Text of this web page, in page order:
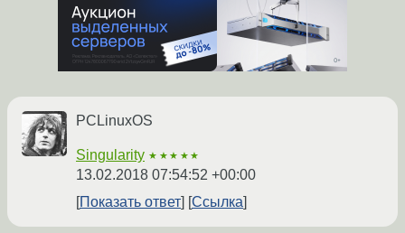
PCLinuxOS
Singularity ★★★★★
13.02.2018 07:54:52 +00:00
Показать ответ
Ссылка